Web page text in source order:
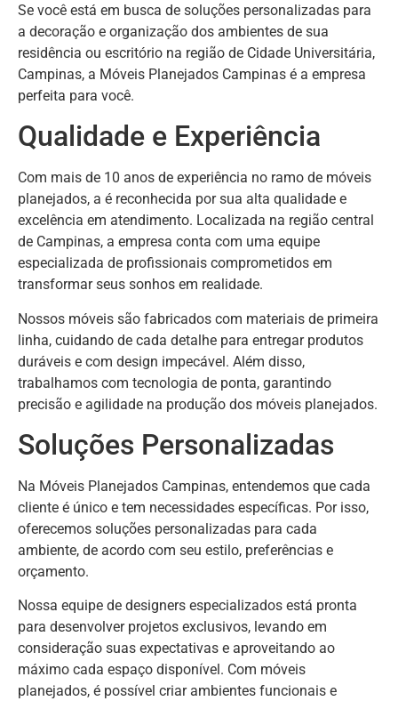
Se você está em busca de soluções personalizadas para
a decoração e organização dos ambientes de sua
residência ou escritório na região de Cidade Universitária,
Campinas, a Móveis Planejados Campinas é a empresa
perfeita para você.
Qualidade e Experiência
Com mais de 10 anos de experiência no ramo de móveis
planejados, a é reconhecida por sua alta qualidade e
excelência em atendimento. Localizada na região central
de Campinas, a empresa conta com uma equipe
especializada de profissionais comprometidos em
transformar seus sonhos em realidade.
Nossos móveis são fabricados com materiais de primeira
linha, cuidando de cada detalhe para entregar produtos
duráveis e com design impecável. Além disso,
trabalhamos com tecnologia de ponta, garantindo
precisão e agilidade na produção dos móveis planejados.
Soluções Personalizadas
Na Móveis Planejados Campinas, entendemos que cada
cliente é único e tem necessidades específicas. Por isso,
oferecemos soluções personalizadas para cada
ambiente, de acordo com seu estilo, preferências e
orçamento.
Nossa equipe de designers especializados está pronta
para desenvolver projetos exclusivos, levando em
consideração suas expectativas e aproveitando ao
máximo cada espaço disponível. Com móveis
planejados, é possível criar ambientes funcionais e